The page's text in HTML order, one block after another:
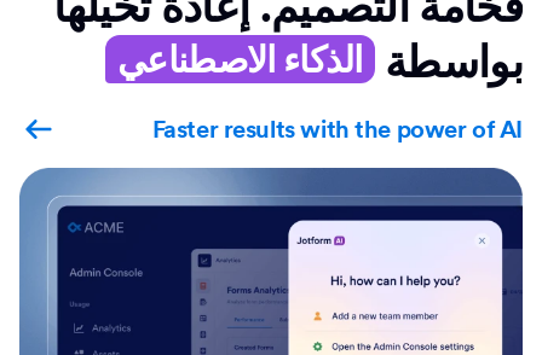
بواسطة الذكاء الاصطناعي
Faster results with the power of AI